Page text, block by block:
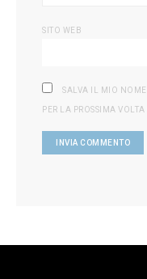
SITO WEB
SALVA IL MIO
PER LA PROSSIMA